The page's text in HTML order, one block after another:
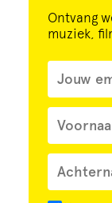
Ontvang
muziek,